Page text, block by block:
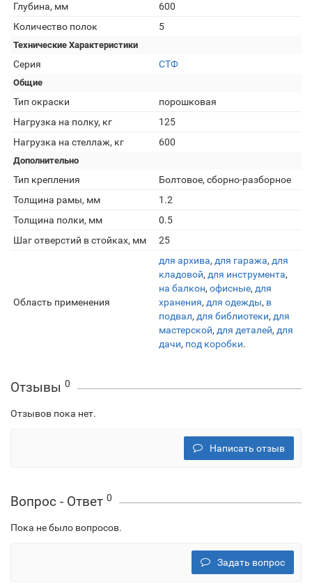
Глубина, мм
600
Количество полок
5
Технические Характеристики
Серия СТФ
Общие
Тип окраски
порошковая
Нагрузка на полку, кг
125
Нагрузка на стеллаж, кг
600
Дополнительно
Тип крепления
Болтовое, сборно-разборное
Толщина рамы, мм
1.2
Толщина полки, мм
0.5
Шаг отверстий в стойках, мм
25
Область применения
для архива, для гаража, для
кладовой, для инструмента,
на балкон, офисные, для
хранения, для одежды, в
подвал, для библиотеки, для
мастерской, для деталей, для
дачи, под коробки.
Отзывы 0
Отзывов пока нет.
Написать отзыв
Вопрос - Ответ 0
Пока не было вопросов.
Задать вопрос